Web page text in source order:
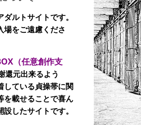
ルトサイトです。
場をご遠慮くださ
（任意創作支
還元出来るよう
している貞操帯に関
を載せることで喜ん
したサイトです。